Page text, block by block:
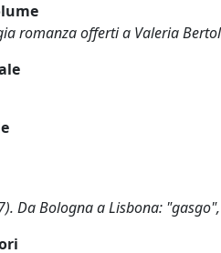
romanza offerti a Valeria
Da Bologna a Lisbona: